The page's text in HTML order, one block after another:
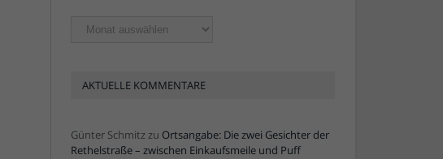
Ältere
AKTUELLE KOMMENTARE
Günter Schmitzzu Ortsangabe: Die zwei Gesichter der
Rethelstraße – zwischen Einkaufsmeile und Puff